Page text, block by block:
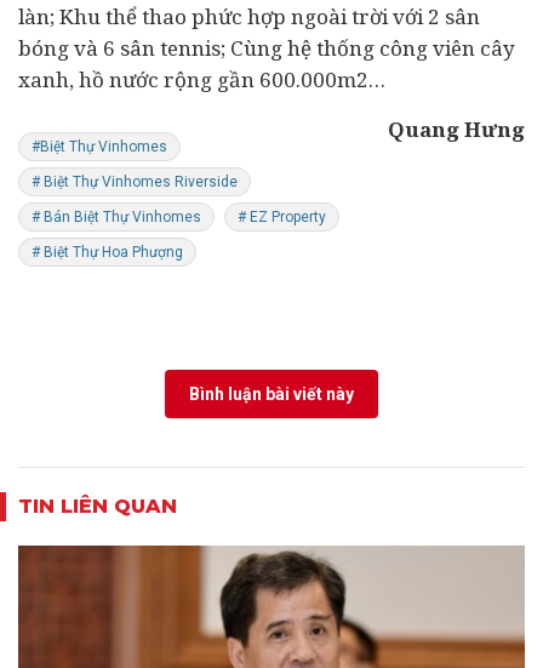
làn; Khu thể thao phức hợp ngoài trời với 2 sân
bóng và 6 sân tennis; Cùng hệ thống công viên cây
xanh, hồ nước rộng gần 600.000m2…
Quang Hưng
#Biệt Thự Vinhomes
# Biệt Thự Vinhomes Riverside
# Bán Biệt Thự Vinhomes # EZ Property
# Biệt Thự Hoa Phượng
Bình luận bài viết này
TIN LIÊN QUAN